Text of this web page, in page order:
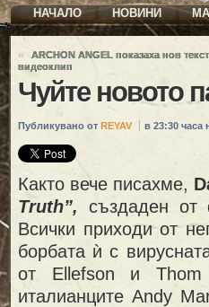
НАЧАЛО НОВИНИ
«
ARCHON ANGEL показаха нов
видеоклип
Чуйте новото
Публикувано от REYAV в 23:30 часа
Както вече писахме,
Truth”,
създаден от
Всички приходи от
борбата ѝ с
от Ellefson и
италианците Andy